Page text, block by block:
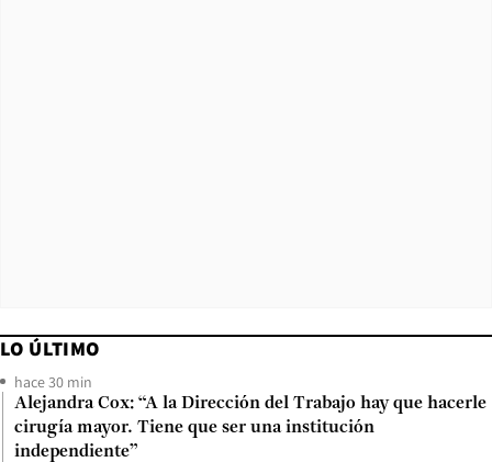
LO ÚLTIMO
hace 30 min
Alejandra Cox: “A la Dirección del Trabajo hay que hacerle
cirugía mayor. Tiene que ser una institución
independiente”